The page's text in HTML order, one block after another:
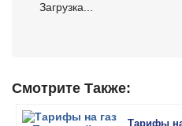
Загрузка...
Смотрите Также:
Тарифы